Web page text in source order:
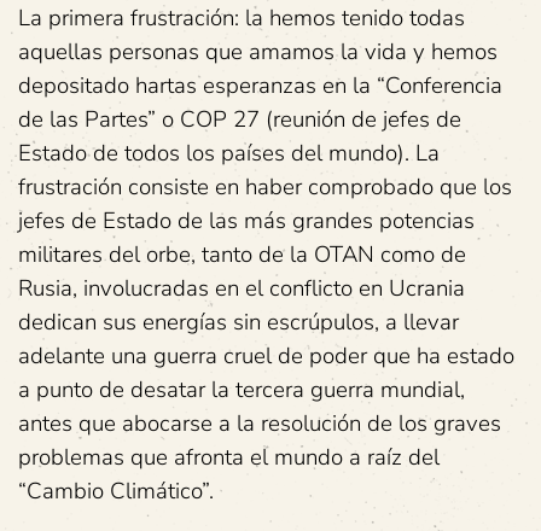
La primera frustración: la hemos tenido todas
aquellas personas que amamos la vida y hemos
depositado hartas esperanzas en la “Conferencia
de las Partes” o COP 27 (reunión de jefes de
Estado de todos los países del mundo). La
frustración consiste en haber comprobado que los
jefes de Estado de las más grandes potencias
militares del orbe, tanto de la OTAN como de
Rusia, involucradas en el conflicto en Ucrania
dedican sus energías sin escrúpulos, a llevar
adelante una guerra cruel de poder que ha estado
a punto de desatar la tercera guerra mundial,
antes que abocarse a la resolución de los graves
problemas que afronta el mundo a raíz del
“Cambio Climático”.